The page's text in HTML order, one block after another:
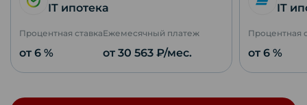
IT ипотека
Процентная ставка
от 6 %
Ежемесячный платеж
от 30 563 ₽/мес.
IT
Процентная
от 6 %